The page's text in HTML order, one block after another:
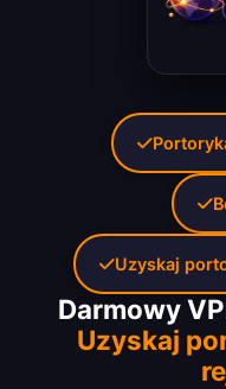
Darmowy
Uzyskaj
Uzyskaj